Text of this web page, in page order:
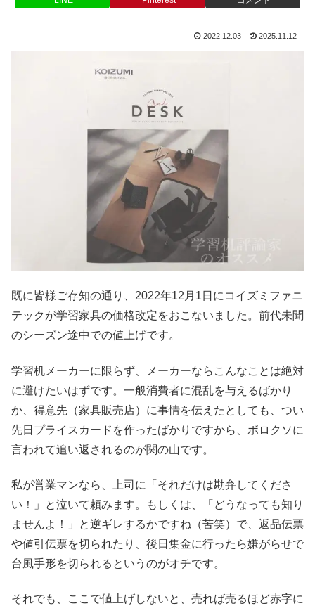
2022.12.03 2025.11.12
既に皆様ご存知の通り、2022年12月1日にコイズミファニ
テックが学習家具の価格改定をおこないました。前代未聞
のシーズン途中での値上げです。
学習机メーカーに限らず、メーカーならこんなことは絶対
に避けたいはずです。一般消費者に混乱を与えるばかり
か、得意先（家具販売店）に事情を伝えたとしても、つい
先日プライスカードを作ったばかりですから、ボロクソに
言われて追い返されるのが関の山です。
私が営業マンなら、上司に「それだけは勘弁してくださ
い！」と泣いて頼みます。もしくは、「どうなっても知り
ませんよ！」と逆ギレするかですね（苦笑）で、返品伝票
や値引伝票を切られたり、後日集金に行ったら嫌がらせで
台風手形を切られるというのがオチです。
それでも、ここで値上げしないと、売れば売るほど赤字に